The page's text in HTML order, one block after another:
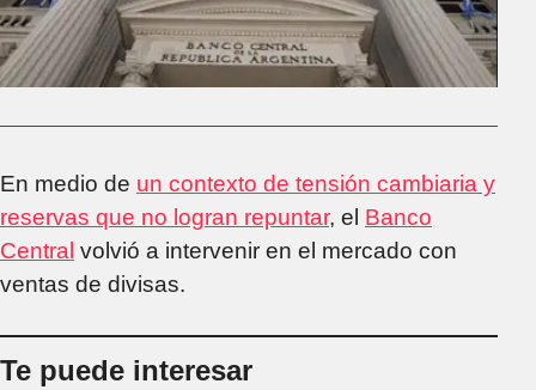
En medio de un contexto de tensión cambiaria y
reservas que no logran repuntar, el Banco
Central volvió a intervenir en el mercado con
ventas de divisas.
Te puede interesar